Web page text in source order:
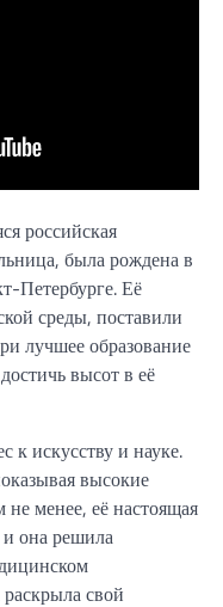
российская
была рождена в
Петербурге. Её
среды, поставили
лучшее образование
высот в её
к искусству и науке.
высокие
менее, её настоящая
и она решила
свой